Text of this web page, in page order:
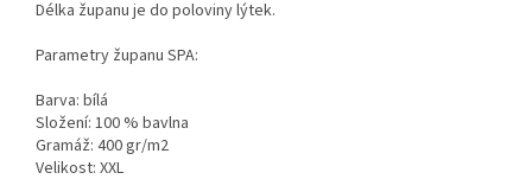
Délka županu je do poloviny lýtek.
Parametry županu SPA:
Barva: bílá
Složení: 100 % bavlna
Gramáž: 400 gr/m2
Velikost: XXL